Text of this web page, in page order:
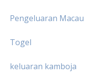
Pengeluaran Macau
Togel
keluaran kamboja